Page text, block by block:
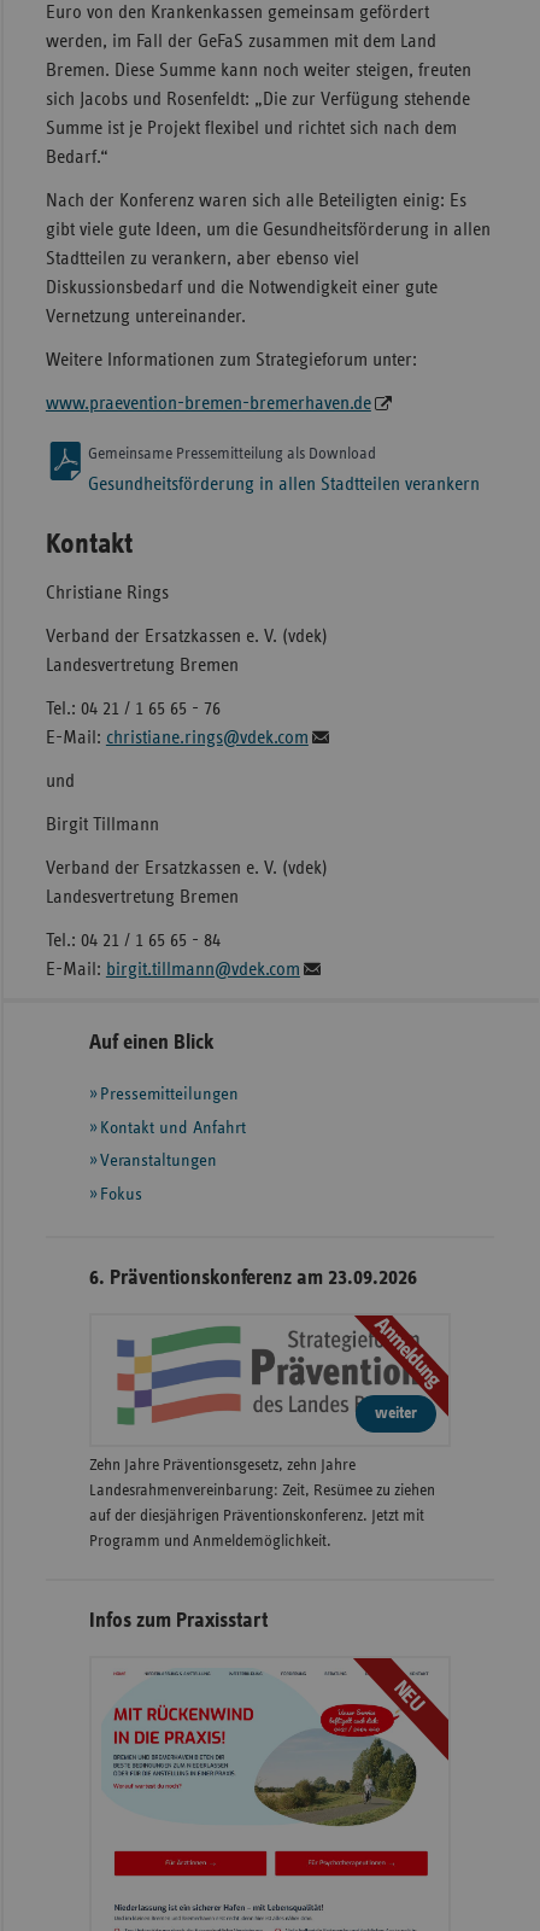
Euro von den Krankenkassen gemeinsam gefördert
werden, im Fall der GeFaS zusammen mit dem Land
Bremen. Diese Summe kann noch weiter steigen, freuten
sich Jacobs und Rosenfeldt: „Die zur Verfügung stehende
Summe ist je Projekt flexibel und richtet sich nach dem
Bedarf.“
Nach der Konferenz waren sich alle Beteiligten einig: Es
gibt viele gute Ideen, um die Gesundheitsförderung in allen
Stadtteilen zu verankern, aber ebenso viel
Diskussionsbedarf und die Notwendigkeit einer gute
Vernetzung untereinander.
Weitere Informationen zum Strategieforum unter:
www.praevention-bremen-bremerhaven.de
Gemeinsame Pressemitteilung als Download
Gesundheitsförderung in allen Stadtteilen verankern
Kontakt
Christiane Rings
Verband der Ersatzkassen e. V. (vdek)
Landesvertretung Bremen
Tel.: 04 21 / 1 65 65 - 76
E-Mail: christiane.rings@vdek.com
und
Birgit Tillmann
Verband der Ersatzkassen e. V. (vdek)
Landesvertretung Bremen
Tel.: 04 21 / 1 65 65 - 84
E-Mail: birgit.tillmann@vdek.com
Seitennavigation
Seitenleiste
weiteren
Informationen
Auf einen Blick
Pressemitteilungen
Kontakt und Anfahrt
Veranstaltungen
Fokus
6. Präventionskonferenz am 23.09.2026
Anmeldung
weiter
Zehn Jahre Präventionsgesetz, zehn Jahre
Landesrahmenvereinbarung: Zeit, Resümee zu ziehen
auf der diesjährigen Präventionskonferenz. Jetzt mit
Programm und Anmeldemöglichkeit.
Infos zum Praxisstart
NEU